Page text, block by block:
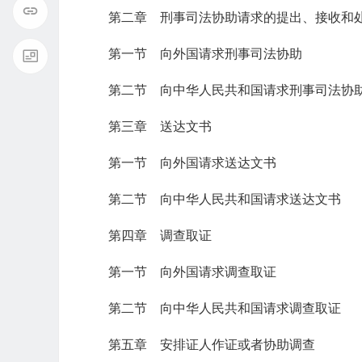
第二章 刑事司法协助请求的提出、接收和
第一节 向外国请求刑事司法协助
第二节 向中华人民共和国请求刑事司法协
第三章 送达文书
第一节 向外国请求送达文书
第二节 向中华人民共和国请求送达文书
第四章 调查取证
第一节 向外国请求调查取证
第二节 向中华人民共和国请求调查取证
第五章 安排证人作证或者协助调查